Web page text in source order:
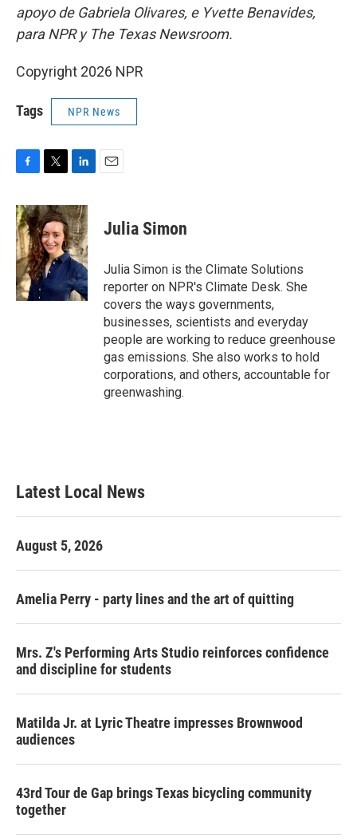
apoyo de Gabriela Olivares, e Yvette Benavides,
para NPR y The Texas Newsroom.
Copyright 2026 NPR
Tags NPR News
c
e
b
o
o
k
i
t
t
e
r
n
k
e
d
I
n
Julia Simon
Julia Simon is the Climate Solutions
reporter on NPR's Climate Desk. She
covers the ways governments,
businesses, scientists and everyday
people are working to reduce greenhouse
gas emissions. She also works to hold
corporations, and others, accountable for
greenwashing.
Latest Local News
August 5, 2026
Amelia Perry - party lines and the art of quitting
Mrs. Z's Performing Arts Studio reinforces confidence
and discipline for students
Matilda Jr. at Lyric Theatre impresses Brownwood
audiences
43rd Tour de Gap brings Texas bicycling community
together